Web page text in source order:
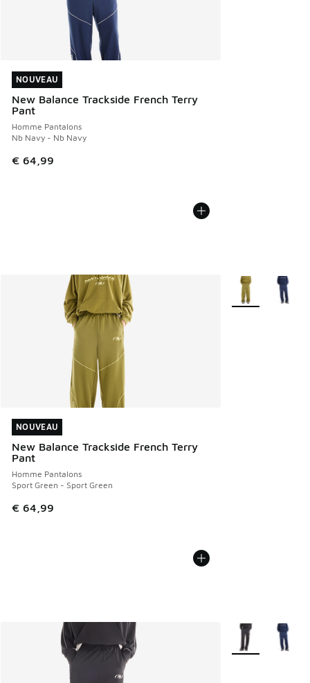
NOUVEAU
New Balance Trackside French Terry
Pant
Homme Pantalons
Nb Navy - Nb Navy
€ 64,99
NOUVEAU
NOUVEAU
New Balance Trackside French Terry
Pant
Homme Pantalons
Sport Green - Sport Green
€ 64,99
NOUVEAU
Plus de couleurs
Plus de couleurs